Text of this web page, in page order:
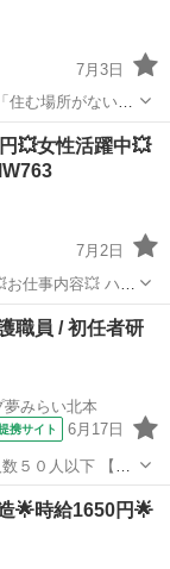
7月3日
住む場所がない」
す💪 ＼生活・仕
💥女性活躍中💥
7月2日
部
法検査 ...
職員 / 初任者研
みらい北本
携サイト 6月17日
０人以下 【施
】 埼
🌟時給1650円🌟